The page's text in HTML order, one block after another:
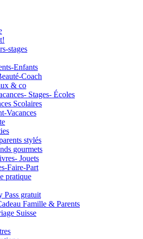
stages
Enfants
Coach
& co
Stages- Écoles
Scolaires
Vacances
stylés
gourmets
Jouets
Faire-Part
pratique
Pass gratuit
Famille & Parents
Suisse